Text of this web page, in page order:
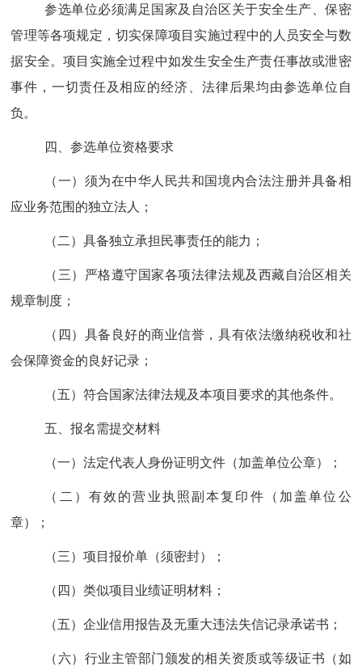
参选单位必须满足国家及自治区关于安全生产、保密
管理等各项规定，切实保障项目实施过程中的人员安全与数
据安全。项目实施全过程中如发生安全生产责任事故或泄密
事件，一切责任及相应的经济、法律后果均由参选单位自
负。
四、参选单位资格要求
（一）须为在中华人民共和国境内合法注册并具备相
应业务范围的独立法人；
（二）具备独立承担民事责任的能力；
（三）严格遵守国家各项法律法规及西藏自治区相关
规章制度；
（四）具备良好的商业信誉，具有依法缴纳税收和社
会保障资金的良好记录；
（五）符合国家法律法规及本项目要求的其他条件。
五、报名需提交材料
（一）法定代表人身份证明文件（加盖单位公章）；
（二）有效的营业执照副本复印件（加盖单位公
章）；
（三）项目报价单（须密封）；
（四）类似项目业绩证明材料；
（五）企业信用报告及无重大违法失信记录承诺书；
（六）行业主管部门颁发的相关资质或等级证书（如